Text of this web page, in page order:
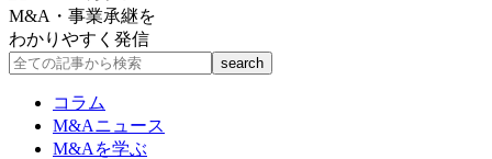
M&A・事業承継を
わかりやすく発信
コラム
M&Aニュース
M&Aを学ぶ